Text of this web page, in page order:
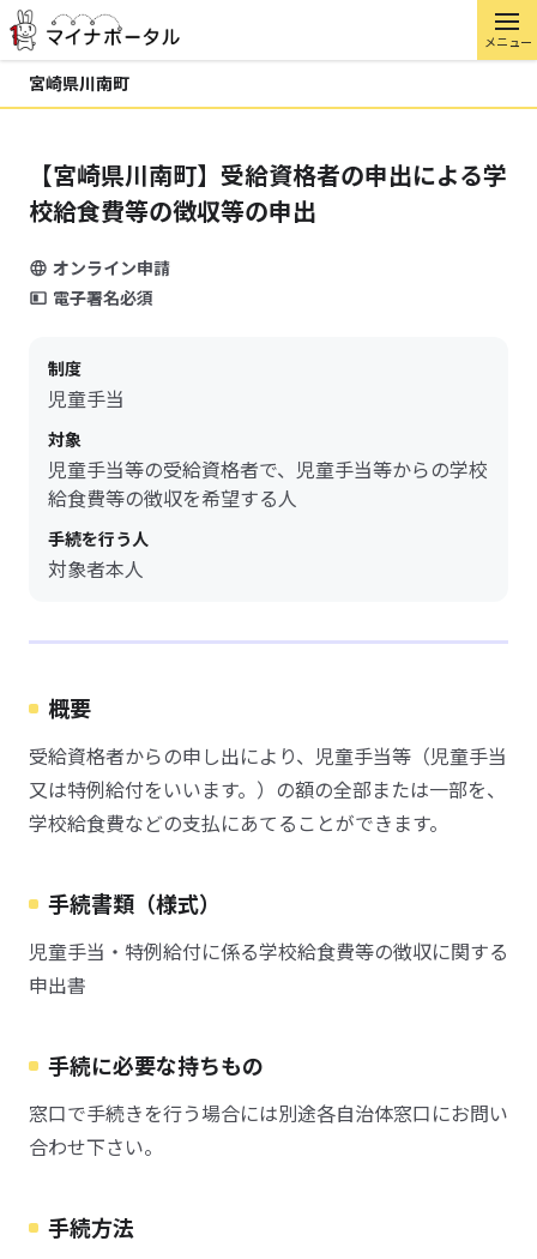
メニュー
宮崎県川南町
【宮崎県川南町】受給資格者の申出による学
校給食費等の徴収等の申出
オンライン申請
電子署名必須
制度
児童手当
対象
児童手当等の受給資格者で、児童手当等からの学校
給食費等の徴収を希望する人
手続を行う人
対象者本人
概要
受給資格者からの申し出により、児童手当等（児童手当
又は特例給付をいいます。）の額の全部または一部を、
学校給食費などの支払にあてることができます。
手続書類（様式）
児童手当・特例給付に係る学校給食費等の徴収に関する
申出書
手続に必要な持ちもの
窓口で手続きを行う場合には別途各自治体窓口にお問い
合わせ下さい。
手続方法